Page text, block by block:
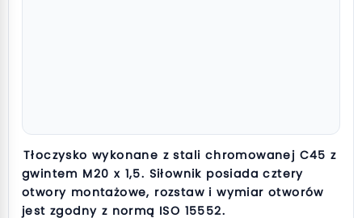
Tłoczysko wykonane z stali chromowanej C45 z
gwintem M20 x 1,5. Siłownik posiada cztery
otwory montażowe, rozstaw i wymiar otworów
jest zgodny z normą ISO 15552.